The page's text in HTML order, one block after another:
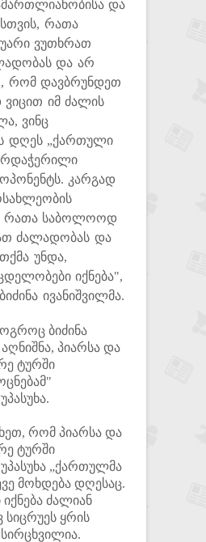
და
რათა
ვუთხრათ
და არ
რომ დავბრუნდეთ
ვიცით იმ ძალის
ვინც
დღეს „ქართული
კარგად
რათა საბოლოოდ
ძალადობას და
უნდა,
იქნება",
ივანიშვილმა.
ბიძინა
პიარსა და
ტურში
რომ პიარსა და
ტურში
„ქართულმა
მოხდება დღესაც.
ძალიან
სიცრუეს ყრის